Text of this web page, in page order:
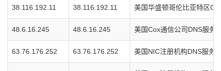
38.116.192.11 38.116.192.11 美国华盛顿哥伦比亚特区
48.6.16.245 48.6.16.245 美国Cox通信公司DNS服务
63.76.176.252 63.76.176.252 美国NIC注册机构DNS服务